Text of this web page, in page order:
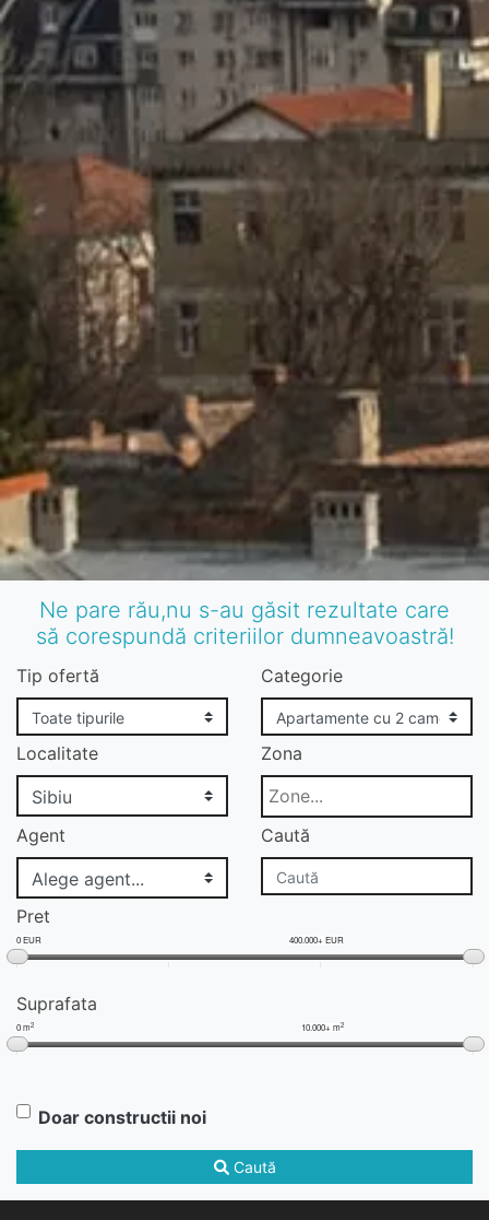
Ne pare rău,nu s-au găsit rezultate care
să corespundă criteriilor dumneavoastră!
Tip ofertă Categorie
Localitate Zona
Agent Caută
Pret
0 EUR 400.000+ EUR
Suprafata
0 m2 10.000+ m2
Doar constructii noi
Caută